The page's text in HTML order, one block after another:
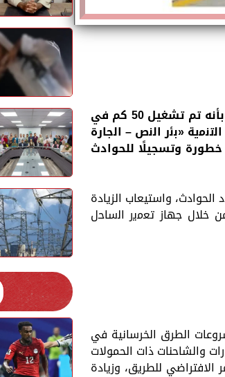
صرح الدكتور عاصم الجزار، وزير الإسكان والمرافق والمجتمعات العمرانية، بأنه تم تشغيل 50 كم في
طول 300 كم، ﻣﺭﻭﺭًﺍ ﺑﻣﺛﻠﺙ ﺍﻟﺗﻧﻣﻳﺔ «ﺑﺋﺭ ﺍﻟﻧﺹ – ﺍﻟﺟﺎﺭﺓ
وهي المسافة الأكثر خطورة وتسجيلًا للحوادث
واستيعاب الزيادة
من خلال جهاز ﺗﻌﻣﻳﺭ ﺍﻟﺳﺎﺣﻝ
الطرق الخرسانية في
والشاحنات ذات الحمولات
الافتراضي للطريق، وزيادة